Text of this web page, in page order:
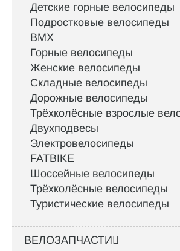
Детские горные велосипеды
Подростковые велосипеды
BMX
Горные велосипеды
Женские велосипеды
Складные велосипеды
Дорожные велосипеды
Трёхколёсные взрослые
Двухподвесы
Электровелосипеды
FATBIKE
Шоссейные велосипеды
Трёхколёсные велосипеды
Туристические велосипеды
ВЕЛОЗАПЧАСТИ